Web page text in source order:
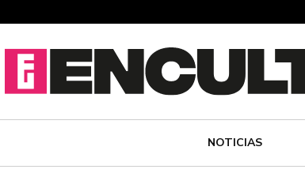
NOTICIAS